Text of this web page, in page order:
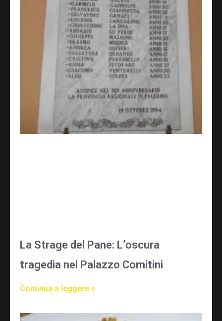
La Strage del Pane: L’oscura
tragedia nel Palazzo Comitini
Continua a leggere »